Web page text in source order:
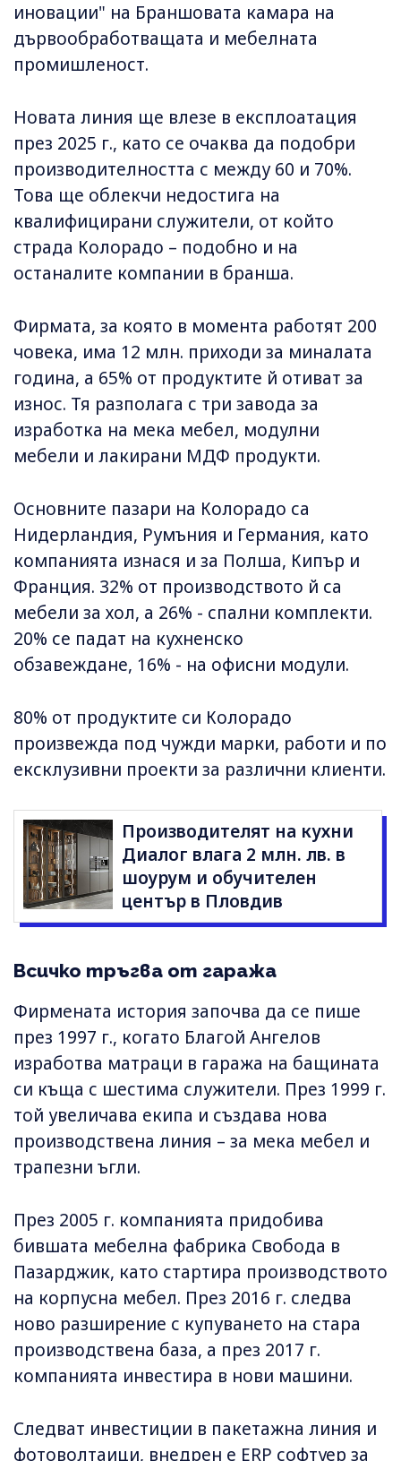
иновации" на Браншовата камара на
дървообработващата и мебелната
промишленост.
Новата линия ще влезе в експлоатация
през 2025 г., като се очаква да подобри
производителността с между 60 и 70%.
Това ще облекчи недостига на
квалифицирани служители, от който
страда Колорадо – подобно и на
останалите компании в бранша.
Фирмата, за която в момента работят 200
човека, има 12 млн. приходи за миналата
година, а 65% от продуктите й отиват за
износ. Тя разполага с три завода за
изработка на мека мебел, модулни
мебели и лакирани МДФ продукти.
Основните пазари на Колорадо са
Нидерландия, Румъния и Германия, като
компанията изнася и за Полша, Кипър и
Франция. 32% от производството й са
мебели за хол, а 26% - спални комплекти.
20% се падат на кухненско
обзавеждане, 16% - на офисни модули.
80% от продуктите си Колорадо
произвежда под чужди марки, работи и по
ексклузивни проекти за различни клиенти.
Производителят на кухни
Диалог влага 2 млн. лв. в
шоурум и обучителен
център в Пловдив
Всичко тръгва от гаража
Фирмената история започва да се пише
през 1997 г., когато Благой Ангелов
изработва матраци в гаража на бащината
си къща с шестима служители. През 1999 г.
той увеличава екипа и създава нова
производствена линия – за мека мебел и
трапезни ъгли.
През 2005 г. компанията придобива
бившата мебелна фабрика Свобода в
Пазарджик, като стартира производството
на корпусна мебел. През 2016 г. следва
ново разширение с купуването на стара
производствена база, а през 2017 г.
компанията инвестира в нови машини.
Следват инвестиции в пакетажна линия и
фотоволтаици, внедрен е ERP софтуер за